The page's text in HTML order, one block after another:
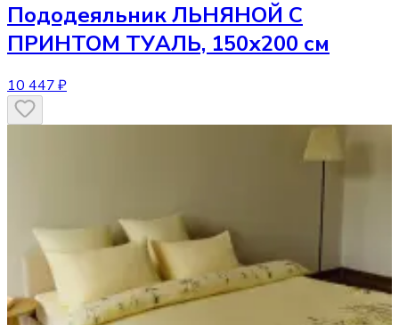
ПододеяльникЛЬНЯНОЙ С
ПРИНТОМ ТУАЛЬ, 150х200 см
10 447 ₽